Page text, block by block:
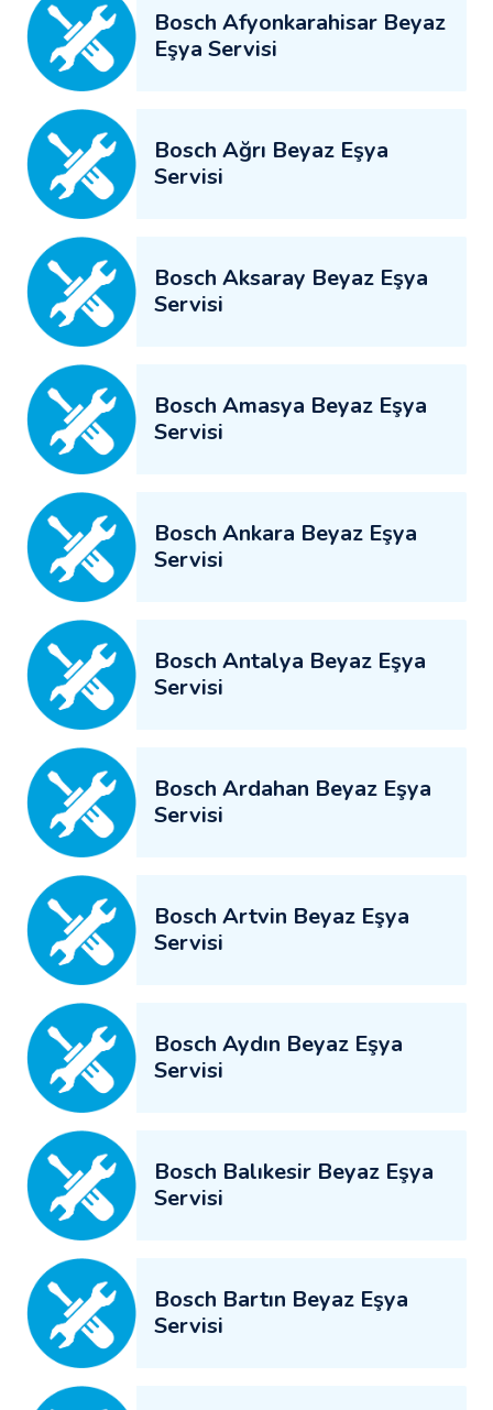
Bosch Afyonkarahisar Beyaz
Eşya Servisi
Bosch Ağrı Beyaz Eşya
Servisi
Bosch Aksaray Beyaz Eşya
Servisi
Bosch Amasya Beyaz Eşya
Servisi
Bosch Ankara Beyaz Eşya
Servisi
Bosch Antalya Beyaz Eşya
Servisi
Bosch Ardahan Beyaz Eşya
Servisi
Bosch Artvin Beyaz Eşya
Servisi
Bosch Aydın Beyaz Eşya
Servisi
Bosch Balıkesir Beyaz Eşya
Servisi
Bosch Bartın Beyaz Eşya
Servisi